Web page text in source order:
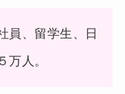
員、留学生、日
万人。